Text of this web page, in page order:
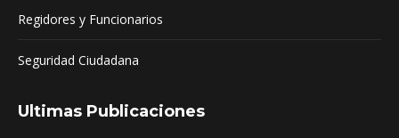
Regidores y Funcionarios
Seguridad Ciudadana
Ultimas Publicaciones